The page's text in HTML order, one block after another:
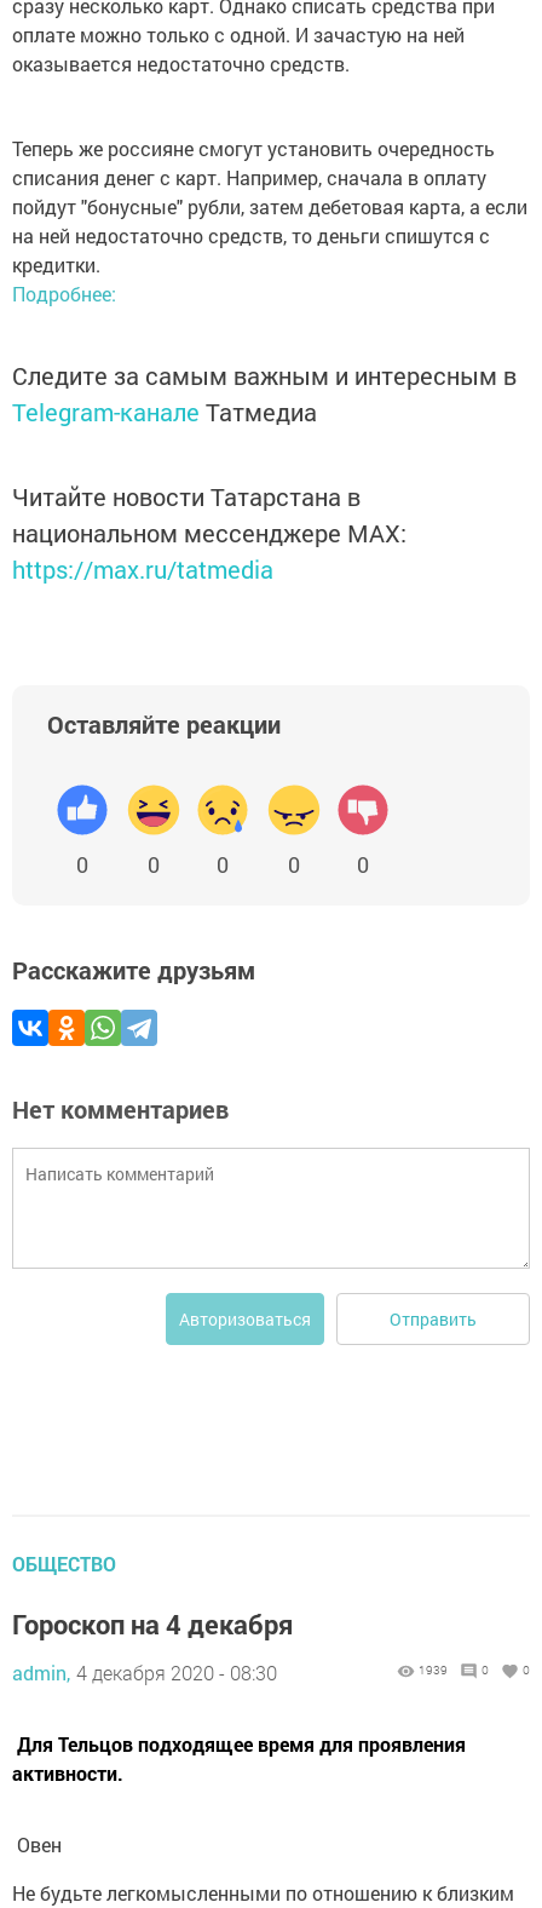
сразу несколько карт. Однако списать средства при
оплате можно только с одной. И зачастую на ней
оказывается недостаточно средств.
Теперь же россияне смогут установить очередность
списания денег с карт. Например, сначала в оплату
пойдут "бонусные" рубли, затем дебетовая карта, а если
на ней недостаточно средств, то деньги спишутся с
кредитки.
Подробнее:
Следите за самым важным и интересным в
Telegram-канале Татмедиа
Читайте новости Татарстана в
национальном мессенджере MАХ:
https://max.ru/tatmedia
Оставляйте реакции
0 0 0 0 0
Расскажите друзьям
Нет комментариев
Авторизоваться Отправить
ОБЩЕСТВО
Гороскоп на 4 декабря
admin, 4 декабря 2020 - 08:30 1939 0 0
Для Тельцов подходящее время для проявления
активности.
Овен
Не будьте легкомысленными по отношению к близким